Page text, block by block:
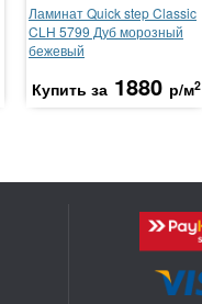
Ламинат Quick step Classic
CLH 5799 Дуб морозный
бежевый
Купить за 1880 р/м2